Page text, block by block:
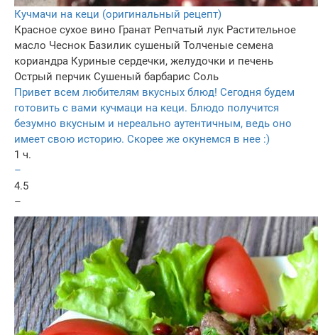
Кучмачи на кеци (оригинальный рецепт)
Красное сухое вино Гранат Репчатый лук Растительное
масло Чеснок Базилик сушеный Толченые семена
кориандра Куриные сердечки, желудочки и печень
Острый перчик Сушеный барбарис Соль
Привет всем любителям вкусных блюд! Сегодня будем
готовить с вами кучмаци на кеци. Блюдо получится
безумно вкусным и нереально аутентичным, ведь оно
имеет свою историю. Скорее же окунемся в нее :)
1 ч.
–
4.5
–